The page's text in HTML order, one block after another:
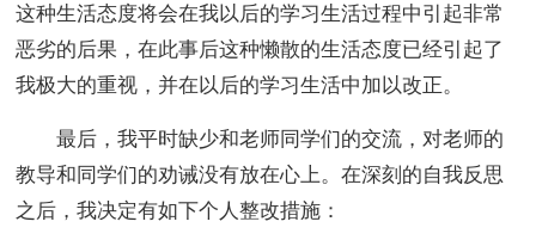
这种生活态度将会在我以后的学习生活过程中引起非常
恶劣的后果，在此事后这种懒散的生活态度已经引起了
我极大的重视，并在以后的学习生活中加以改正。
最后，我平时缺少和老师同学们的交流，对老师的
教导和同学们的劝诫没有放在心上。在深刻的自我反思
之后，我决定有如下个人整改措施：